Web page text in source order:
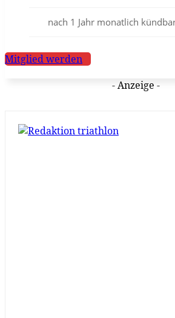
nach 1 Jahr monatlich
Mitglied werden
- Anzeige -